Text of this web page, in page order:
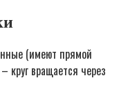
(име­ют пря­мой
круг вра­ща­ет­ся через